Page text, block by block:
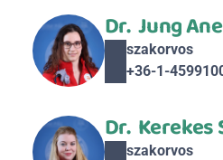
Dr.  Jung
szakorvos
+36-1-
Dr.
szakorvos